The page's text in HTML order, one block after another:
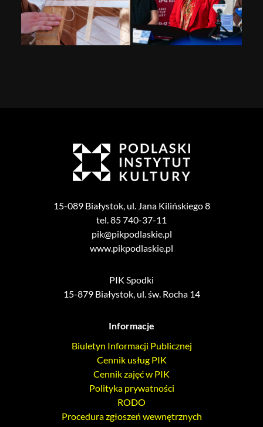
15-089 Białystok, ul. Jana Kilińskiego 8
tel. 85 740-37-11
pik@pikpodlaskie.pl
www.pikpodlaskie.pl
PIK Spodki
15-879 Białystok, ul. św. Rocha 14
Informacje
Biuletyn Informacji Publicznej
Cennik usług PIK
Cennik zajęć w PIK
Polityka prywatności
RODO
Procedura zgłoszeń wewnętrznych